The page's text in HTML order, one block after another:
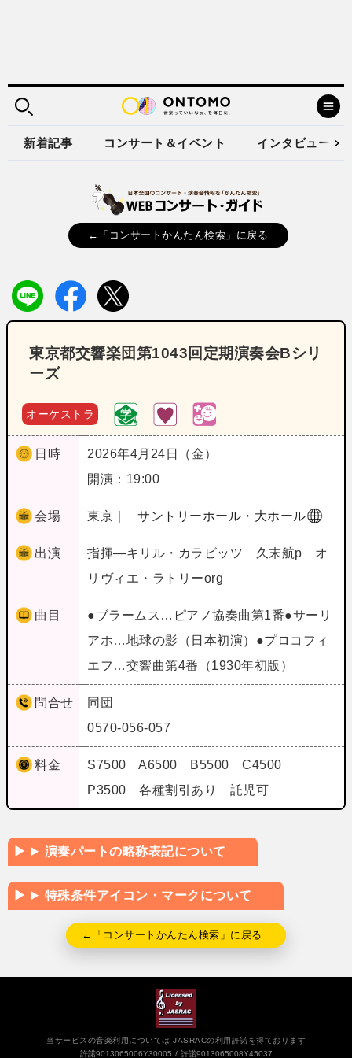
新着記事 コンサート＆イベント インタビュー
←「コンサートかんたん検索」に戻る
東京都交響楽団第1043回定期演奏会Bシリ
ーズ
オーケストラ
日時
2026年4月24日（金）
開演：19:00
会場 東京｜ サントリーホール・大ホール
出演
指揮―キリル・カラビッツ 久末航p オ
リヴィエ・ラトリーorg
曲目
●ブラームス…ピアノ協奏曲第1番●サーリ
アホ…地球の影（日本初演）●プロコフィ
エフ…交響曲第4番（1930年初版）
問合せ
同団
0570-056-057
料金
S7500 A6500 B5500 C4500
P3500 各種割引あり 託児可
演奏パートの略称表記について
特殊条件アイコン・マークについて
←「コンサートかんたん検索」に戻る
当サービスの音楽利用については JASRACの利用許諾を得ております
許諾9013065006Y30005
許諾9013065008Y45037